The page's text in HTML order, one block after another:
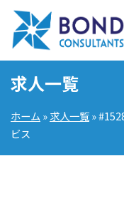
求人一覧
ホーム »求人一覧»
ビス